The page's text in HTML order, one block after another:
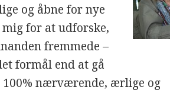
og åbne for nye
for at udforske,
fremmede –
formål end at gå
100% nærværende, ærlige og